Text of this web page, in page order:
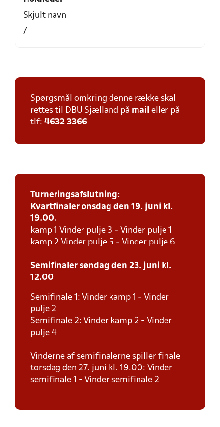
Skjult navn
/
Spørgsmål omkring denne række skal
rettes til DBU Sjælland på mail eller på
tlf: 4632 3366
Turneringsafslutning:
Kvartfinaler onsdag den 19. juni kl.
19.00.
kamp 1 Vinder pulje 3 - Vinder pulje 1
kamp 2 Vinder pulje 5 - Vinder pulje 6
Semifinaler søndag den 23. juni kl.
12.00
Semifinale 1: Vinder kamp 1 - Vinder
pulje 2
Semifinale 2: Vinder kamp 2 - Vinder
pulje 4
Vinderne af semifinalerne spiller finale
torsdag den 27. juni kl. 19.00: Vinder
semifinale 1 - Vinder semifinale 2